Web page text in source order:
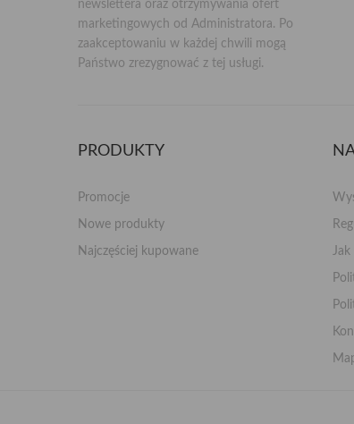
newslettera oraz otrzymywania ofert
marketingowych od Administratora. Po
zaakceptowaniu w każdej chwili mogą
Państwo zrezygnować z tej usługi.
PRODUKTY
Promocje
Nowe produkty
Najczęściej kupowane Jak